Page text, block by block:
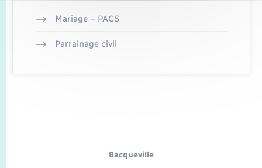
Mariage – PACS
Parrainage civil
Bacqueville